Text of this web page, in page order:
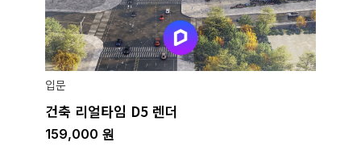
입문
건축 리얼타임 D5 렌더
159,000 원